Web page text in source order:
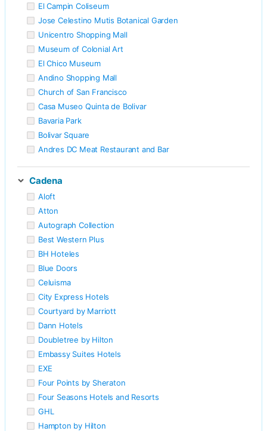
El Campin Coliseum
Jose Celestino Mutis Botanical Garden
Unicentro Shopping Mall
Museum of Colonial Art
El Chico Museum
Andino Shopping Mall
Church of San Francisco
Casa Museo Quinta de Bolivar
Bavaria Park
Bolivar Square
Andres DC Meat Restaurant and Bar
Cadena
Aloft
Atton
Autograph Collection
Best Western Plus
BH Hoteles
Blue Doors
Celuisma
City Express Hotels
Courtyard by Marriott
Dann Hotels
Doubletree by Hilton
Embassy Suites Hotels
EXE
Four Points by Sheraton
Four Seasons Hotels and Resorts
GHL
Hampton by Hilton